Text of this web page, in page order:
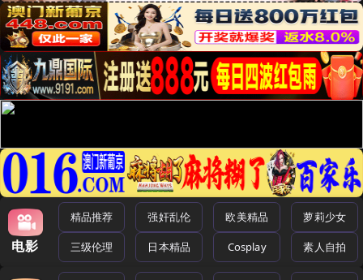
电影
精品推荐 强奸乱伦 欧美精品 萝莉少女
三级伦理 日本精品 Cosplay 素人自拍